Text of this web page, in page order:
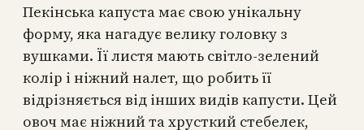
Пекінська капуста має свою унікальну
форму, яка нагадує велику головку з
вушками. Її листя мають світло-зелений
колір і ніжний налет, що робить її
відрізняється від інших видів капусти. Цей
овоч має ніжний та хрусткий стебелек,